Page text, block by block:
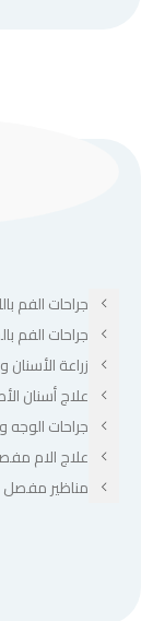
جراحات الفم
جراحات الفم
زراعة
علاج أسنان
جراحات الوجه
علاج الام
مناظير مفصل